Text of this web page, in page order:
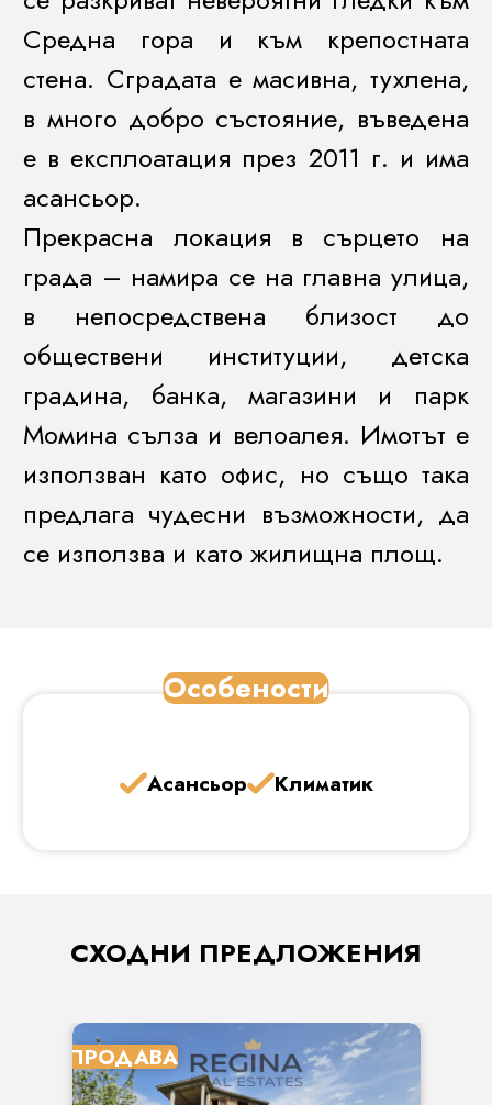
Средна гора и към крепостната
стена. Сградата е масивна, тухлена,
в много добро състояние, въведена
е в експлоатация през 2011 г. и има
асансьор.
Прекрасна локация в сърцето на
града – намира се на главна улица,
в непосредствена близост до
обществени институции, детска
градина, банка, магазини и парк
Момина сълза и велоалея. Имотът е
използван като офис, но също така
предлага чудесни възможности, да
се използва и като жилищна площ.
Особености
Асансьор Климатик
СХОДНИ ПРЕДЛОЖЕНИЯ
ПРОДАВА